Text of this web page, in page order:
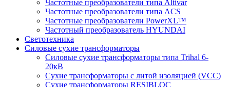
Частотные преобразователи типа Altivar
Частотные преобразователи типа ACS
Частотные преобразователи PowerXL™
Частотный преобразователь HYUNDAI
Светотехника
Силовые сухие трансформаторы
Силовые сухие трансформаторы типа Trihal 6-
20кВ
Сухие трансформаторы с литой изоляцией (VCC)
Сухие трансформаторы RESIBLOC